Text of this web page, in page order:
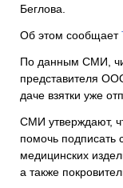
Беглова.
Об этом сообщает
По данным СМИ,
представителя
даче взятки уже
СМИ утверждают,
помочь подписать
медицинских
а также